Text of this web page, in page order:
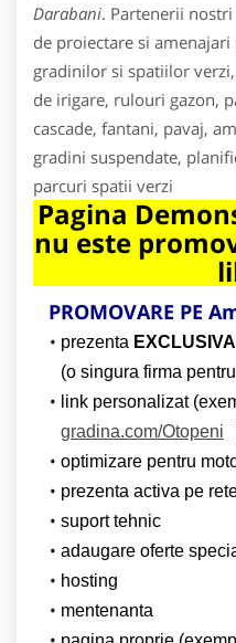
Darabani. Partenerii
de proiectare si
gradinilor si spatiilor
de irigare, rulouri gazon,
cascade, fantani, pavaj,
gradini suspendate,
parcuri spatii verzi
Pagina
nu este
PROMOVARE PE
prezenta EXCLUSIVA
(o singura firma
link personalizat
gradina.com/Otopeni
optimizare pentru
prezenta activa pe
suport tehnic
adaugare oferte
hosting
mentenanta